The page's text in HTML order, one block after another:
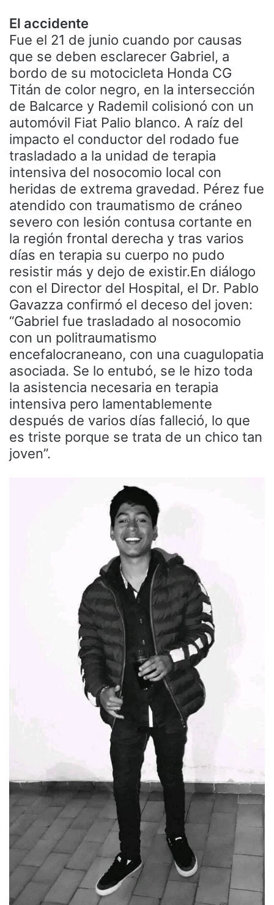
El accidente
Fue el 21 de junio cuando por causas
que se deben esclarecer Gabriel, a
bordo de su motocicleta Honda CG
Titán de color negro, en la intersección
de Balcarce y Rademil colisionó con un
automóvil Fiat Palio blanco. A raíz del
impacto el conductor del rodado fue
trasladado a la unidad de terapia
intensiva del nosocomio local con
heridas de extrema gravedad. Pérez fue
atendido con traumatismo de cráneo
severo con lesión contusa cortante en
la región frontal derecha y tras varios
días en terapia su cuerpo no pudo
resistir más y dejo de existir.En diálogo
con el Director del Hospital, el Dr. Pablo
Gavazza confirmó el deceso del joven:
“Gabriel fue trasladado al nosocomio
con un politraumatismo
encefalocraneano, con una cuagulopatia
asociada. Se lo entubó, se le hizo toda
la asistencia necesaria en terapia
intensiva pero lamentablemente
después de varios días falleció, lo que
es triste porque se trata de un chico tan
joven”.